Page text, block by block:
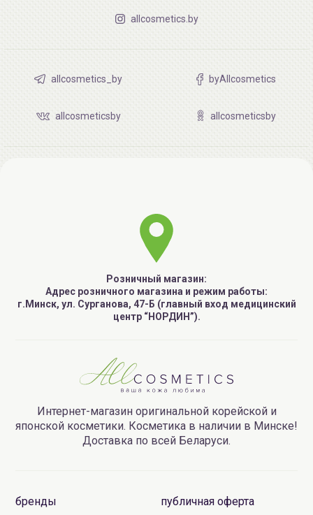
allcosmetics.by
allcosmetics_by byAllcosmetics
allcosmeticsby allcosmeticsby
Розничный магазин:
Адрес розничного магазина и режим работы:
г.Минск, ул. Сурганова, 47-Б (главный вход медицинский
центр “НОРДИН”).
Интернет-магазин оригинальной корейской и
японской косметики. Косметика в наличии в Минске!
Доставка по всей Беларуси.
бренды
публичная оферта